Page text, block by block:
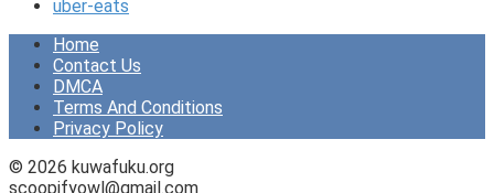
uber-eats
Home
Contact Us
DMCA
Terms And Conditions
Privacy Policy
© 2026 kuwafuku.org
scoopifyowl@gmail.com